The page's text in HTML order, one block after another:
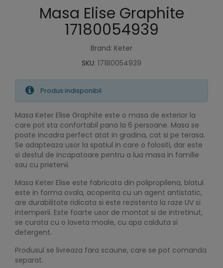
Masa Elise Graphite
17180054939
Brand: Keter
SKU: 17180054939
Produs indisponibil
Masa Keter Elise Graphite este o masa de exterior la
care pot sta confortabil pana la 6 persoane. Masa se
poate incadra perfect atat in gradina, cat si pe terasa.
Se adapteaza usor la spatiul in care o folositi, dar este
si destul de incapatoare pentru a lua masa in familie
sau cu prietenii.
Masa Keter Elise este fabricata din polipropilena, blatul
este in forma ovala, acoperita cu un agent antistatic,
are durabilitate ridicata si este rezistenta la raze UV si
intemperii. Este foarte usor de montat si de intretinut,
se curata cu o laveta moale, cu apa calduta si
detergent.
Produsul se livreaza fara scaune, care se pot comanda
separat.